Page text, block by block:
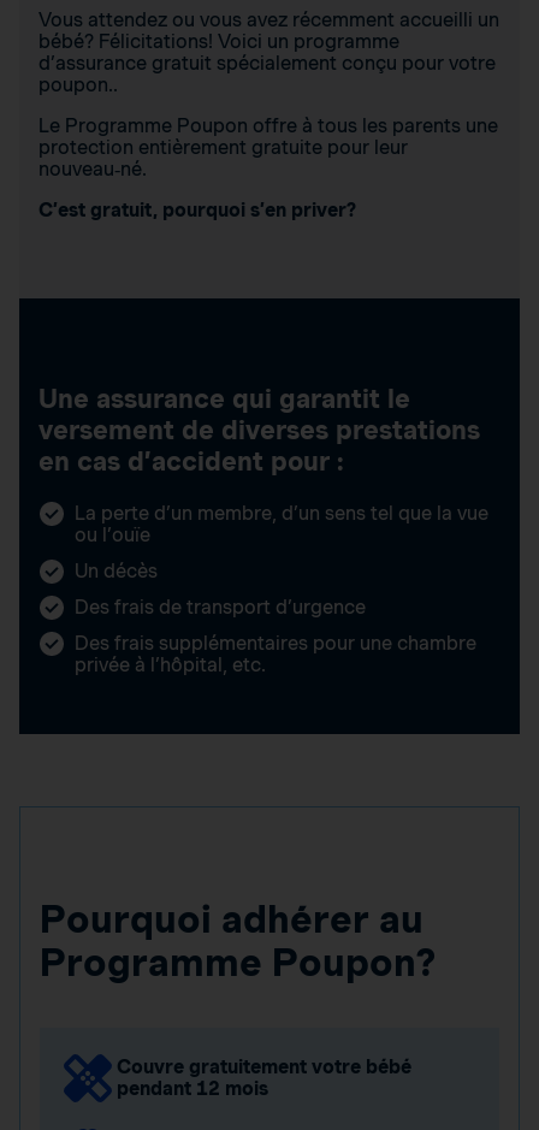
Vous attendez ou vous avez récemment accueilli un
bébé? Félicitations! Voici un programme
d’assurance gratuit spécialement conçu pour votre
poupon..
Le Programme Poupon offre à tous les parents une
protection entièrement gratuite pour leur
nouveau‑né.
C’est gratuit, pourquoi s’en priver?
Une assurance qui garantit le
versement de diverses prestations
en cas d’accident pour :
La perte d’un membre, d’un sens tel que la vue
ou l’ouïe
Un décès
Des frais de transport d’urgence
Des frais supplémentaires pour une chambre
privée à l’hôpital, etc.
Pourquoi adhérer au
Programme Poupon?
Couvre gratuitement votre bébé
pendant 12 mois